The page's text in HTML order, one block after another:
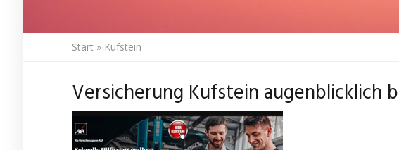
Start » Kufstein
Versicherung Kufstein augenblicklich